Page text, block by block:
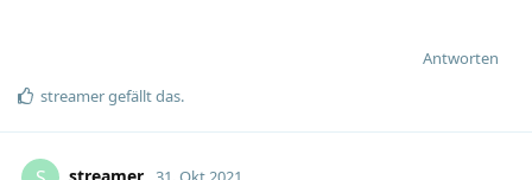
Antworten
streamergefällt das.
streamer